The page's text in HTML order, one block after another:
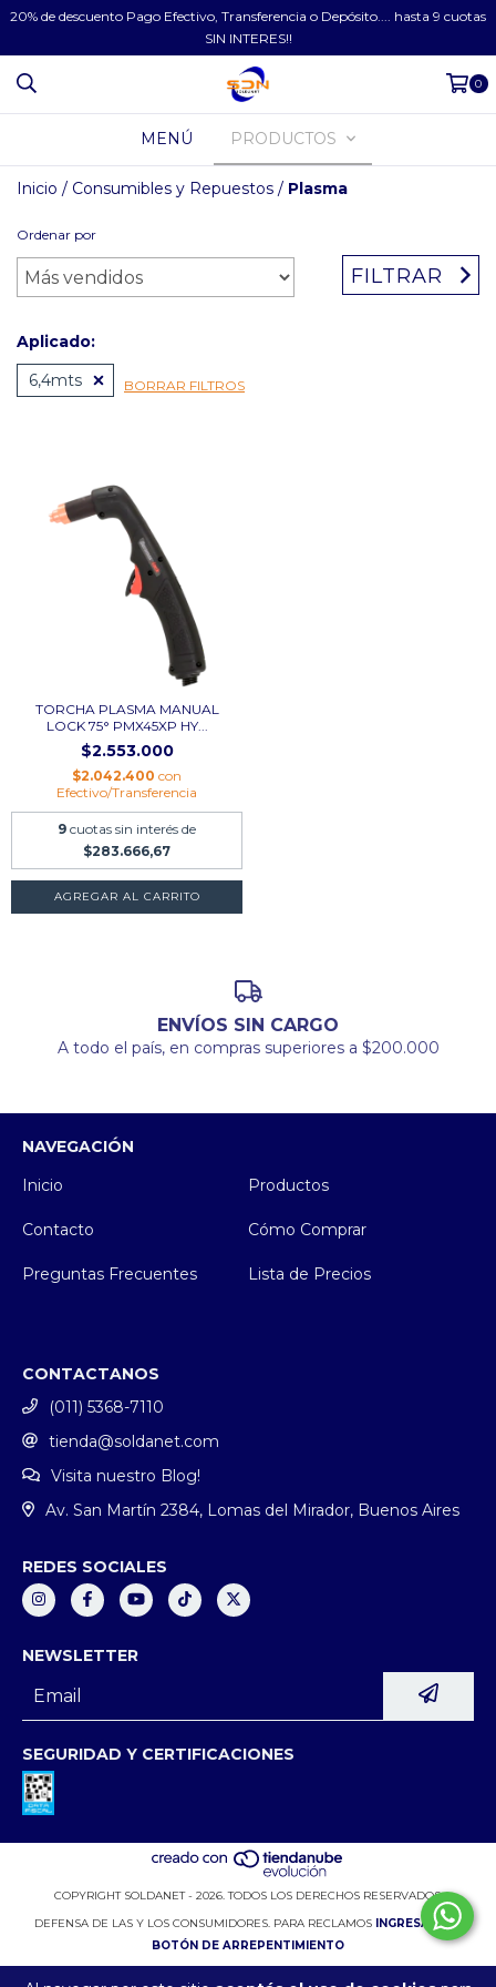
20% de descuento Pago Efectivo, Transferencia o Depósito.... hasta 9 cuotas
SIN INTERES!!
0
MENÚ PRODUCTOS
Inicio / Consumibles y Repuestos / Plasma
Ordenar por
FILTRAR
Aplicado:
6,4mts
BORRAR FILTROS
TORCHA PLASMA MANUAL
LOCK 75° PMX45XP HY...
$2.553.000
$2.042.400 con
Efectivo/Transferencia
9 cuotas sin interés de
$283.666,67
AGREGAR AL CARRITO
ENVÍOS SIN CARGO
A todo el país, en compras superiores a $200.000
NAVEGACIÓN
Inicio
Productos
Contacto Cómo Comprar
Preguntas Frecuentes Lista de Precios
CONTACTANOS
(011) 5368-7110
tienda@soldanet.com
Visita nuestro Blog!
Av. San Martín 2384, Lomas del Mirador, Buenos Aires
REDES SOCIALES
NEWSLETTER
SEGURIDAD Y CERTIFICACIONES
COPYRIGHT SOLDANET - 2026. TODOS LOS DERECHOS RESERVADOS.
DEFENSA DE LAS Y LOS CONSUMIDORES. PARA RECLAMOS
INGRESÁ ACÁ.
BOTÓN DE ARREPENTIMIENTO